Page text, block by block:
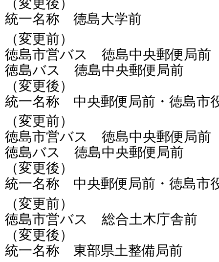
（変更後）
統一名称 徳島大学前
（変更前）
徳島市営バス 徳島中央郵便局前
徳島バス 徳島中央郵便局前
（変更後）
統一名称 中央郵便局前・徳島市
（変更前）
徳島市営バス 徳島中央郵便局前
徳島バス 徳島中央郵便局前
（変更後）
統一名称 中央郵便局前・徳島市
（変更前）
徳島市営バス 総合土木庁舎前
（変更後）
統一名称 東部県土整備局前